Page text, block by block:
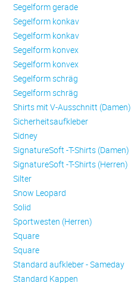
Se­gel­form ge­ra­de
Se­gel­form konkav
Se­gel­form konkav
Se­gel­form konvex
Se­gel­form konvex
Se­gel­form schräg
Se­gel­form schräg
Shirts mit V-Ausschnitt (Damen)
Sicherheitsaufkleber
Sidney
SignatureSoft -T-Shirts (Damen)
SignatureSoft -T-Shirts (Herren)
Silter
Snow Leopard
Solid
Sportwesten (Herren)
Square
Square
Standard aufkleber - Sameday
Standard Kappen